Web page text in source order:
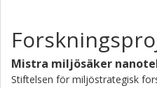
Mistra miljösäker
Stiftelsen för miljöstrategisk